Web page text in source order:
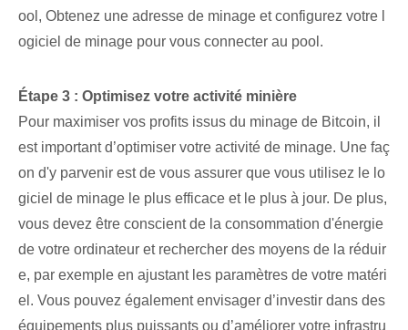
ool, Obtenez une adresse de minage et ⁢configurez votre l
ogiciel de minage ⁣pour vous connecter ⁢au pool.
⁣Étape 3 : Optimisez votre activité minière
Pour maximiser vos profits issus du minage de Bitcoin, il
est important d’optimiser votre activité de minage. Une faç
on d'y parvenir est de vous assurer que vous utilisez le lo
giciel de minage le plus efficace et le plus à jour. De plus,
vous devez être conscient de la consommation d'énergie
de votre ordinateur et rechercher des moyens de la réduir
e, par exemple en ajustant les paramètres de votre matéri
el. Vous pouvez également envisager d’investir dans des
équipements plus puissants ou d’améliorer votre infrastru